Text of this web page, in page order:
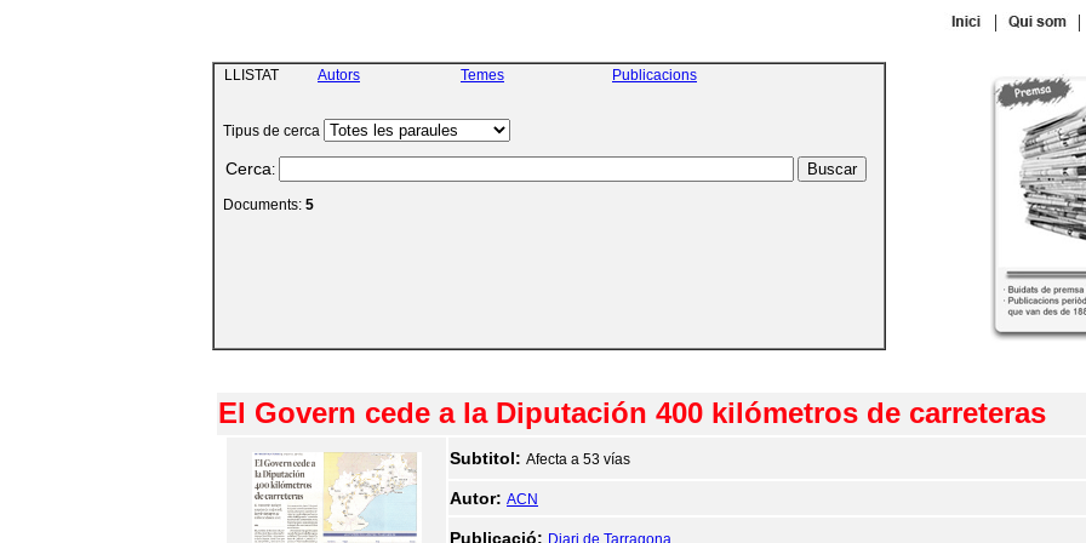
| |
LLISTAT Autors Temes Publicacions
Tipus de cerca
Cerca:
Documents: 5
El Govern cede a la Diputación 400 kilómetros de carreteras
Subtitol: Afecta a 53 vías
Autor: ACN
Publicació: Diari de Tarragona